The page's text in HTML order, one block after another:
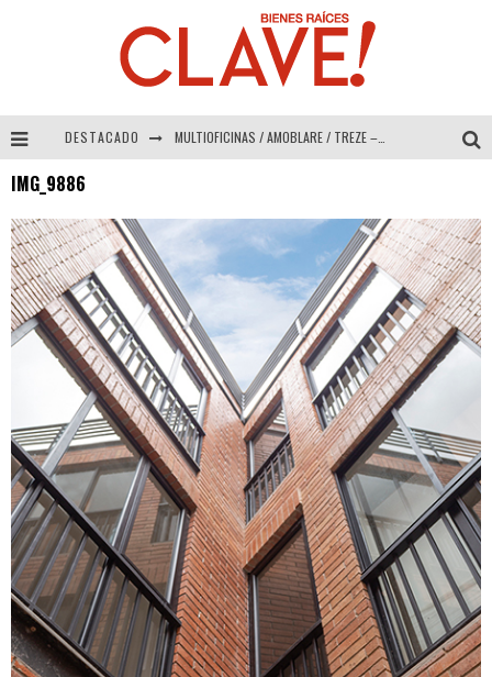
DESTACADO MULTIOFICINAS / AMOBLARE / TREZE – Especial Interiorismo & Decoración 2026
COLINEAL – Especial Interiorismo & Decoración 2026
ADRIANA HOYOS DESIGN STUDIO – Especial Interiorismo & Decoración 2026
IMG_9886